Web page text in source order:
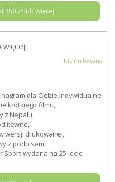
350zł lub więcej
więcej
Nielimitowana
nagram dla Ciebie Indywidualne
krótkiego filmu,
z Nepalu,
wersji drukowanej,
z podpisem,
Sport wydana na 25-lecie